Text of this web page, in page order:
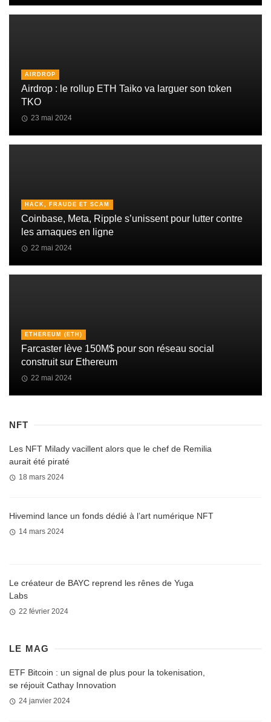
AIRDROP
Airdrop : le rollup ETH Taiko va larguer son token
TKO
23 mai 2024
HACK, FRAUDE ET SCAM
Coinbase, Meta, Ripple s’unissent pour lutter contre
les arnaques en ligne
22 mai 2024
ETHEREUM (ETH)
Farcaster lève 150M$ pour son réseau social
construit sur Ethereum
22 mai 2024
NFT
Les NFT Milady vacillent alors que le chef de Remilia
aurait été piraté
18 mars 2024
Hivemind lance un fonds dédié à l’art numérique NFT
14 mars 2024
Le créateur de BAYC reprend les rênes de Yuga
Labs
22 février 2024
LE MAG
ETF Bitcoin : un signal de plus pour la tokenisation,
se réjouit Cathay Innovation
24 janvier 2024